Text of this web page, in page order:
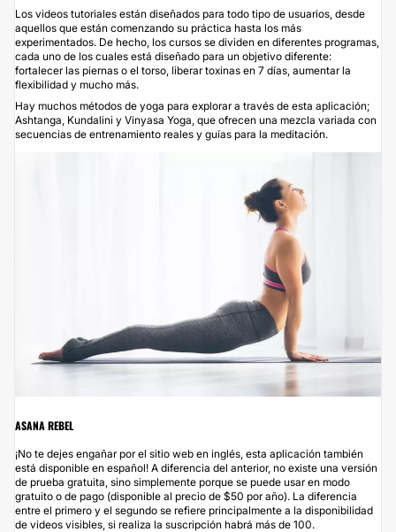
Los videos tutoriales están diseñados para todo tipo de usuarios, desde
aquellos que están comenzando su práctica hasta los más
experimentados. De hecho, los cursos se dividen en diferentes programas,
cada uno de los cuales está diseñado para un objetivo diferente:
fortalecer las piernas o el torso, liberar toxinas en 7 días, aumentar la
flexibilidad y mucho más.
Hay muchos métodos de yoga para explorar a través de esta aplicación;
Ashtanga, Kundalini y Vinyasa Yoga, que ofrecen una mezcla variada con
secuencias de entrenamiento reales y guías para la meditación.
ASANA REBEL
¡No te dejes engañar por el sitio web en inglés, esta aplicación también
está disponible en español! A diferencia del anterior, no existe una versión
de prueba gratuita, sino simplemente porque se puede usar en modo
gratuito o de pago (disponible al precio de $50 por año). La diferencia
entre el primero y el segundo se refiere principalmente a la disponibilidad
de videos visibles, si realiza la suscripción habrá más de 100.